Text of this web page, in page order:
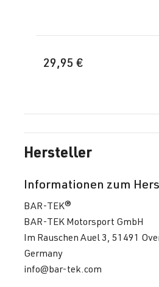
29,95 €
Hersteller
Informationen zum
BAR-TEK®
BAR-TEK Motorsport GmbH
Im Rauschen Auel 3, 51491
Germany
info@bar-tek.com